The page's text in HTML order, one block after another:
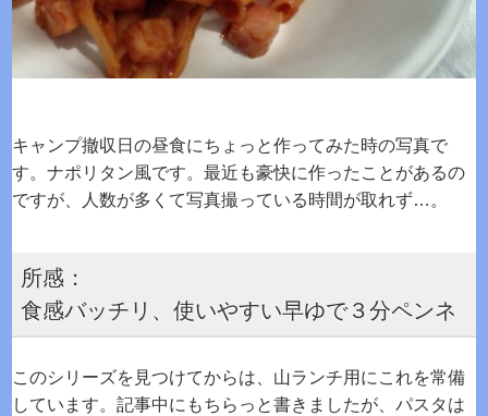
キャンプ撤収日の昼食にちょっと作ってみた時の写真で
す。ナポリタン風です。最近も豪快に作ったことがあるの
ですが、人数が多くて写真撮っている時間が取れず…。
所感：
食感バッチリ、使いやすい早ゆで３分ペンネ
このシリーズを見つけてからは、山ランチ用にこれを常備
しています。記事中にもちらっと書きましたが、パスタは